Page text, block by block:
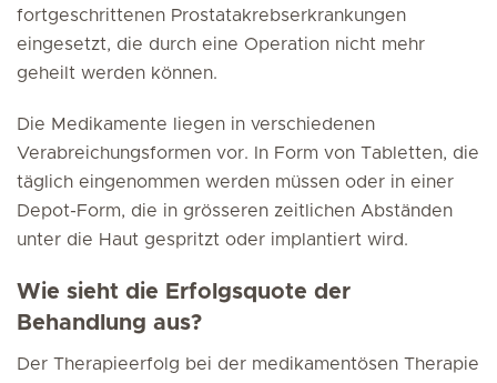
fortgeschrittenen Prostatakrebserkrankungen
eingesetzt, die durch eine Operation nicht mehr
geheilt werden können.
Die Medikamente liegen in verschiedenen
Verabreichungsformen vor. In Form von Tabletten, die
täglich eingenommen werden müssen oder in einer
Depot-Form, die in grösseren zeitlichen Abständen
unter die Haut gespritzt oder implantiert wird.
Wie sieht die Erfolgsquote der
Behandlung aus?
Der Therapieerfolg bei der medikamentösen Therapie